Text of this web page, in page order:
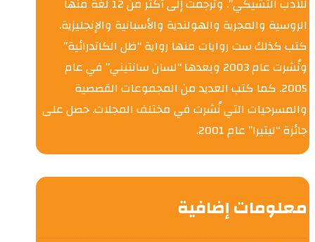
الروسية والمجرية والهولندية والأسبانية والإنجليزية.
كتب كذلك ست روايات منها رواية “ظل الكاتدرائية”
ونُشرت عام 2003 وبعدها “لسان سانتيني” في عام
2005. كما كتب العديد من المجموعات القصصية
والمسرحيات التي نُشرت في مختلف المجلات. حصل على
جائزة “ليتيرا” عام 2001.
معلومات إضافية